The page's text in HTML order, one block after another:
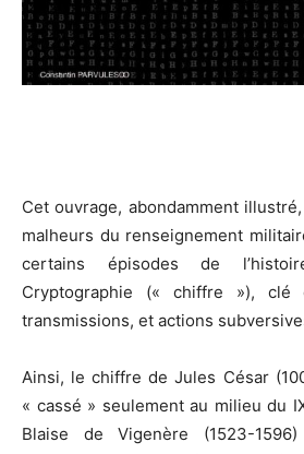
de
valeur
Cet ouvrage, abondamment
malheurs du renseignement
certains épisodes de
Cryptographie (« chiffre »),
transmissions, et actions
Ainsi, le chiffre de Jules César
« cassé » seulement au milieu du
Blaise de Vigenère (1523-